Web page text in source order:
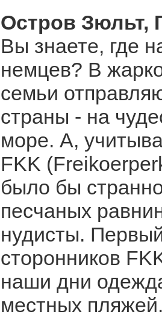
Остров Зюльт,
Вы знаете, где
немцев? В
семьи
страны - на
море. А,
FKK
было бы
песчаных
нудисты.
сторонников
наши дни
местных